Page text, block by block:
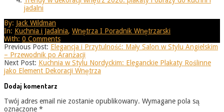
jadalni
2025-
08-
25
By: Jack Wildman
In: Kuchnia i Jadalnia, Wnętrza I Poradnik Wnętrzarski
With: 0 Comments
Previous Post: Elegancja i Przytulność: Mały Salon w Stylu Angielskim
– Przewodnik po Aranżacji
Next Post: Kuchnia w Stylu Nordyckim: Eleganckie Plakaty Roślinne
jako Element Dekoracji Wnętrza
Dodaj komentarz
Twój adres email nie zostanie opublikowany. Wymagane pola są
oznaczone *